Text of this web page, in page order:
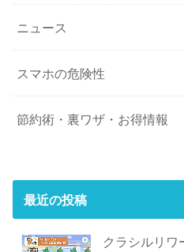
ニュース
スマホの危険性
節約術・裏ワザ・お得情報
最近の投稿
クラシルリワ